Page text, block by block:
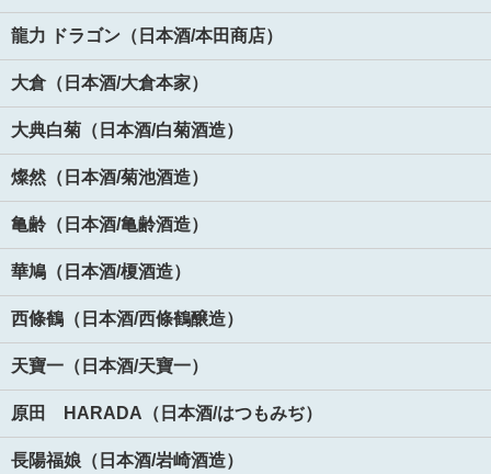
龍力 ドラゴン（日本酒/本田商店）
大倉（日本酒/大倉本家）
大典白菊（日本酒/白菊酒造）
燦然（日本酒/菊池酒造）
亀齢（日本酒/亀齢酒造）
華鳩（日本酒/榎酒造）
西條鶴（日本酒/西條鶴醸造）
天寶一（日本酒/天寶一）
原田 HARADA（日本酒/はつもみぢ）
長陽福娘（日本酒/岩崎酒造）